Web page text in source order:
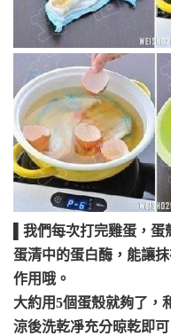
▌我們每次打完雞蛋，
蛋清中的蛋白酶，能讓
作用哦。
大約用5個蛋殼就夠了，
涼後洗乾凈充分晾乾即可